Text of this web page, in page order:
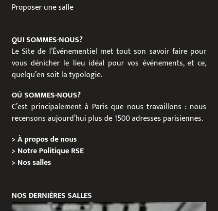
Proposer une salle
QUI SOMMES-NOUS?
Le Site de l’Événementiel met tout son savoir faire pour
vous dénicher le lieu idéal pour vos événements, et ce,
quelqu’en soit la typologie.
OÙ SOMMES-NOUS?
C’est principalement à Paris que nous travaillons : nous
recensons aujourd’hui plus de 1500 adresses parisiennes.
>À propos de nous
> Notre Politique RSE
> Nos salles
NOS DERNIÈRES SALLES